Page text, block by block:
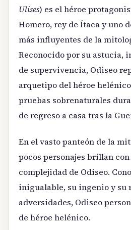
Ulises) es el héroe
Homero, rey de Ítaca y uno
más influyentes de la
Reconocido por su astucia,
de supervivencia, Odiseo
arquetipo del héroe
pruebas sobrenaturales
de regreso a casa tras la
En el vasto panteón de la
pocos personajes brillan
complejidad de Odiseo.
inigualable, su ingenio y su
adversidades, Odiseo
de héroe helénico.